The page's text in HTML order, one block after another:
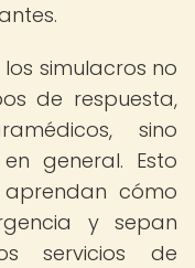
simulacros no
de respuesta,
sino
general. Esto
cómo
y sepan
servicios de